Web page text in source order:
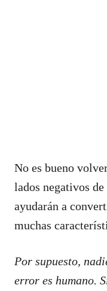
No es bueno
lados negativos
ayudarán a
muchas
Por supuesto,
error es humano.